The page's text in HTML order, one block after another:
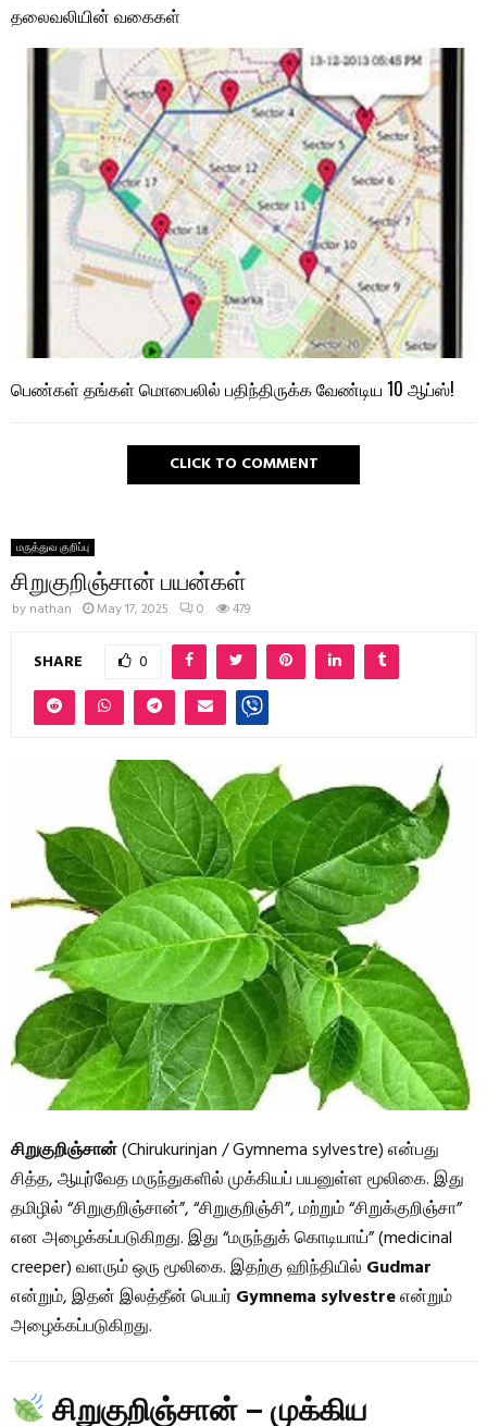
தலைவலியின் வகைகள்
பெண்கள் தங்கள் மொபைலில் பதிந்திருக்க வேண்டிய 10 ஆப்ஸ்!
CLICK TO COMMENT
மருத்துவ குறிப்பு
சிறுகுறிஞ்சான் பயன்கள்
by nathan May 17, 2025 0 479
SHARE 0
சிறுகுறிஞ்சான்(Chirukurinjan / Gymnema sylvestre) என்பது
சித்த, ஆயுர்வேத மருந்துகளில் முக்கியப் பயனுள்ள மூலிகை. இது
தமிழில் “சிறுகுறிஞ்சான்”, “சிறுகுறிஞ்சி”, மற்றும் “சிறுக்குறிஞ்சா”
என அழைக்கப்படுகிறது. இது “மருந்துக் கொடியாய்” (medicinal
creeper) வளரும் ஒரு மூலிகை. இதற்கு ஹிந்தியில் Gudmar
என்றும், இதன் இலத்தீன் பெயர்Gymnema sylvestreஎன்றும்
அழைக்கப்படுகிறது.
சிறுகுறிஞ்சான் – முக்கிய